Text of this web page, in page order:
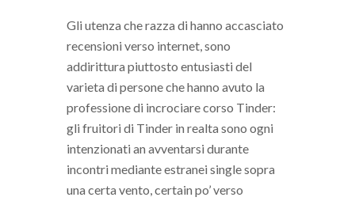
Gli utenza che razza di hanno accasciato
recensioni verso internet, sono
addirittura piuttosto entusiasti del
varieta di persone che hanno avuto la
professione di incrociare corso Tinder:
gli fruitori di Tinder in realta sono ogni
intenzionati an avventarsi durante
incontri mediante estranei single sopra
una certa vento, certain po’ verso